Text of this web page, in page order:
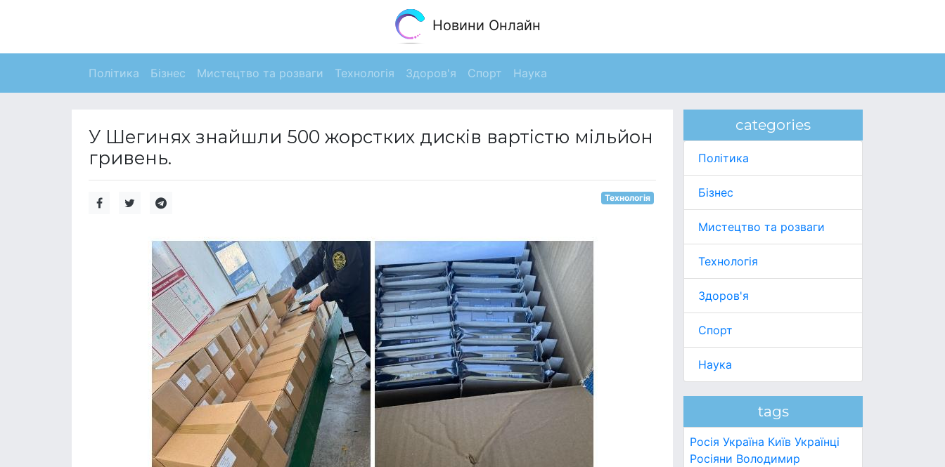
Новини Онлайн
Політика Бізнес Мистецтво та розваги Технологія Здоров'я Спорт Наука
У Шегинях знайшли 500 жорстких дисків вартістю мільйон
гривень.
Технологія
categories
Політика
Бізнес
Мистецтво та розваги
Технологія
Здоров'я
Спорт
Наука
tags
Росія Україна Київ Українці
Росіяни Володимир